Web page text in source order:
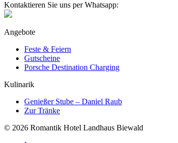
Kontaktieren Sie uns per Whatsapp:
Angebote
Feste & Feiern
Gutscheine
Porsche Destination Charging
Kulinarik
Genießer Stube – Daniel Raub
Zur Tränke
© 2026 Romantik Hotel Landhaus Biewald